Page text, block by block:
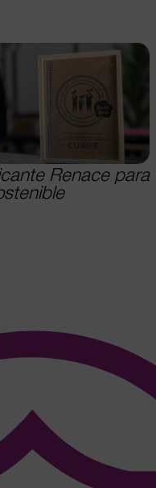
Renace para